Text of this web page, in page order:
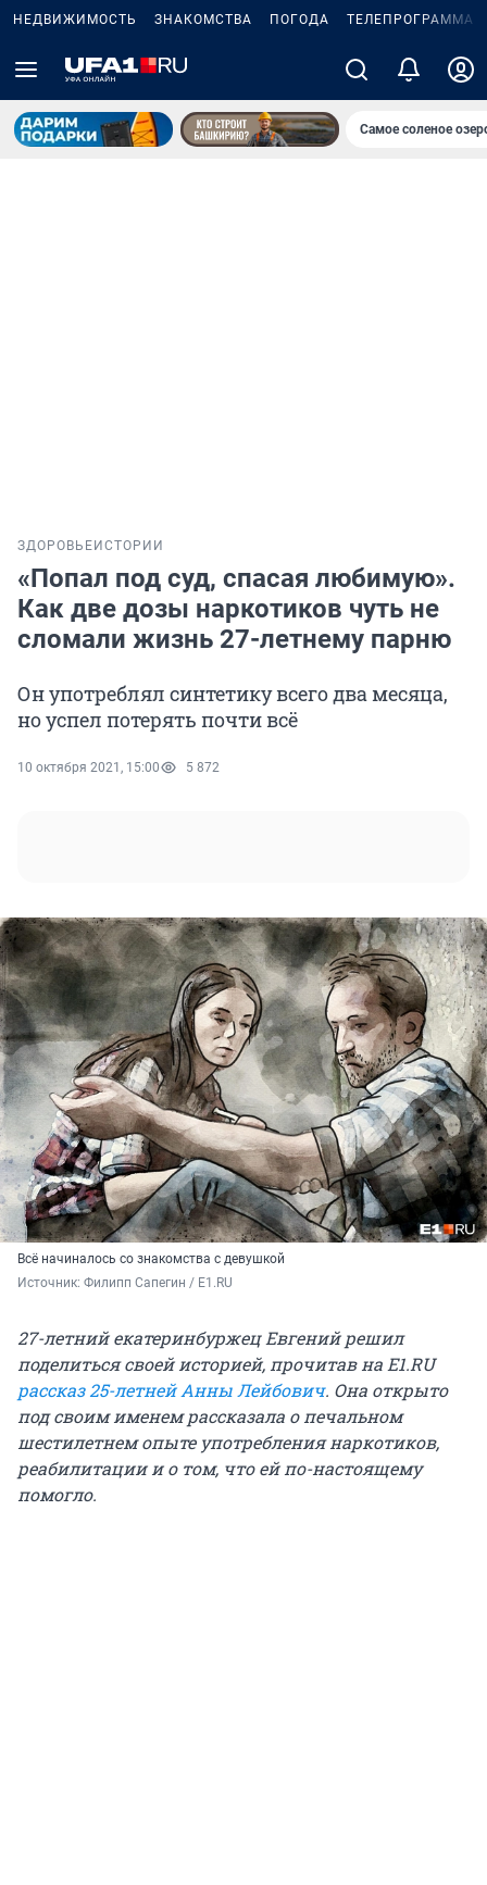
НЕДВИЖИМОСТЬ ЗНАКОМСТВА ПОГОДА ТЕЛЕПРОГРАММА
Самое соленое
ЗДОРОВЬЕ ИСТОРИИ
«Попал под суд, спасая любимую».
Как две дозы наркотиков чуть не
сломали жизнь 27-летнему парню
Он употреблял синтетику всего два месяца,
но успел потерять почти всё
10 октября 2021, 15:00 5 872
Всё начиналось со знакомства с девушкой
Источник: Филипп Сапегин / E1.RU
27-летний екатеринбуржец Евгений решил
поделиться своей историей, прочитав на E1.RU
рассказ 25-летней Анны Лейбович. Она открыто
под своим именем рассказала о печальном
шестилетнем опыте употребления наркотиков,
реабилитации и о том, что ей по-настоящему
помогло.